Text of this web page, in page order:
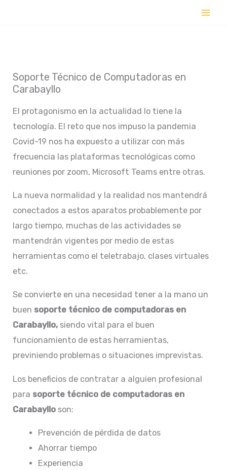
Soporte Técnico de Computadoras en
Carabayllo
El protagonismo en la actualidad lo tiene la
tecnología. El reto que nos impuso la pandemia
Covid-19 nos ha expuesto a utilizar con más
frecuencia las plataformas tecnológicas como
reuniones por zoom, Microsoft Teams entre otras.
La nueva normalidad y la realidad nos mantendrá
conectados a estos aparatos probablemente por
largo tiempo, muchas de las actividades se
mantendrán vigentes por medio de estas
herramientas como el teletrabajo, clases virtuales
etc.
Se convierte en una necesidad tener a la mano un
buen soporte técnico de computadoras en
Carabayllo, siendo vital para el buen
funcionamiento de estas herramientas,
previniendo problemas o situaciones imprevistas.
Los beneficios de contratar a alguien profesional
para soporte técnico de computadoras en
Carabayllo son:
Prevención de pérdida de datos
Ahorrar tiempo
Experiencia